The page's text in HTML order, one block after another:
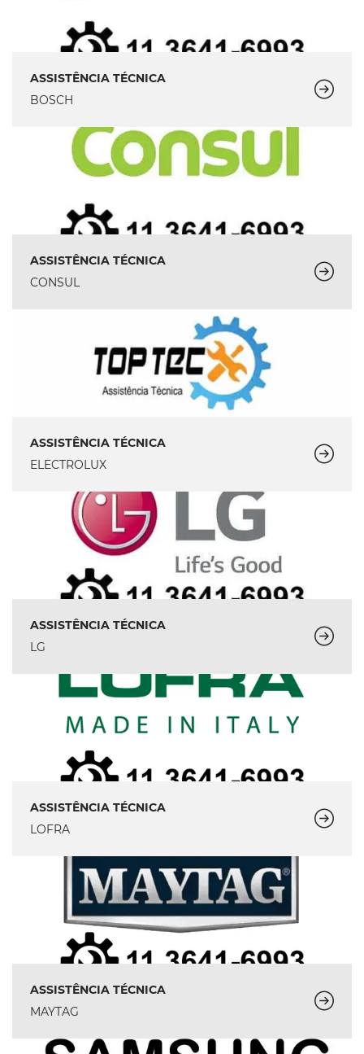
ASSISTÊNCIA TÉCNICA
BOSCH
ASSISTÊNCIA TÉCNICA
CONSUL
ASSISTÊNCIA TÉCNICA
ELECTROLUX
ASSISTÊNCIA TÉCNICA
LG
ASSISTÊNCIA TÉCNICA
LOFRA
ASSISTÊNCIA TÉCNICA
MAYTAG